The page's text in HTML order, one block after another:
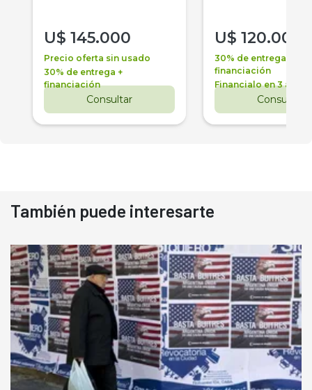
U$ 145.000
Precio oferta sin usado
30% de entrega +
financiación
Consultar
U$ 120.000
30% de entrega +
financiación
Financialo en 3 años
Consultar
También puede interesarte